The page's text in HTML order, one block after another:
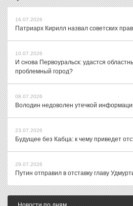
16.07.2026
Патриарх Кирилл назвал советских
10.07.2026
И снова Первоуральск: удастся
проблемный город?
08.07.2026
Володин недоволен утечкой
23.07.2026
Будущее без Кабца: к чему приведет
29.07.2026
Путин отправил в отставку главу